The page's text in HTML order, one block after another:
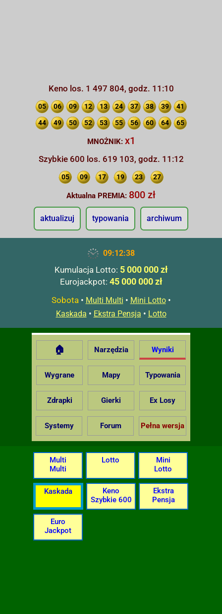
Keno los. 1 497 804, godz. 11:10
05 06 09 12 13 24 37 38 39 41
44 49 50 52 53 55 56 60 64 65
MNOŻNIK: x1
Szybkie 600 los. 619 103, godz. 11:12
05 09 17 19 23 27
Aktualna PREMIA: 800 zł
aktualizuj typowania archiwum
09:12:39
Kumulacja Lotto: 5 000 000 zł
Eurojackpot: 45 000 000 zł
Sobota• Multi Multi • Mini Lotto•
Kaskada • Ekstra Pensja • Lotto
🏠 Narzędzia Wyniki
Wygrane Mapy Typowania
Zdrapki Gierki Ex Losy
Systemy Forum Pełna wersja
Multi
Multi
Lotto
Mini
Lotto
Kaskada
Keno
Szybkie 600
Ekstra
Pensja
Euro
Jackpot